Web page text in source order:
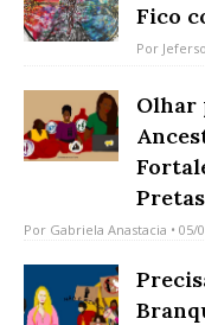
Fico
Por
Olhar
Por Gabriela Anastacia • 05/